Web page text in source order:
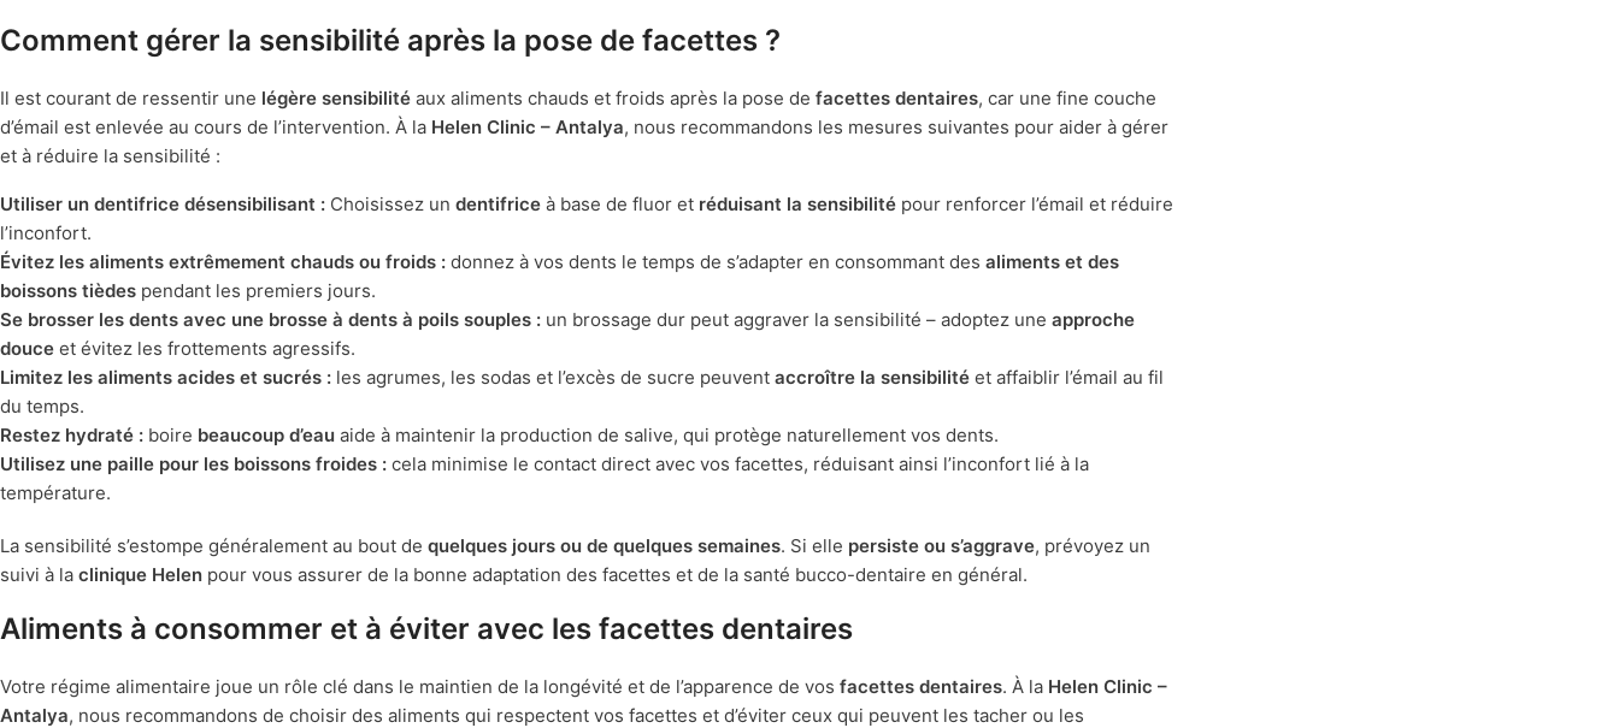
Comment gérer la sensibilité après la pose de facettes ?
Il est courant de ressentir une légère sensibilité aux aliments chauds et froids après la pose de facettes dentaires, car une fine couche
d’émail est enlevée au cours de l’intervention. À la Helen Clinic – Antalya, nous recommandons les mesures suivantes pour aider à gérer
et à réduire la sensibilité :
Utiliser un dentifrice désensibilisant : Choisissez un dentifrice à base de fluor et réduisant la sensibilité pour renforcer l’émail et réduire
l’inconfort.
Évitez les aliments extrêmement chauds ou froids : donnez à vos dents le temps de s’adapter en consommant des aliments et des
boissons tièdes pendant les premiers jours.
Se brosser les dents avec une brosse à dents à poils souples : un brossage dur peut aggraver la sensibilité – adoptez une approche
douce et évitez les frottements agressifs.
Limitez les aliments acides et sucrés : les agrumes, les sodas et l’excès de sucre peuvent accroître la sensibilité et affaiblir l’émail au fil
du temps.
Restez hydraté : boire beaucoup d’eau aide à maintenir la production de salive, qui protège naturellement vos dents.
Utilisez une paille pour les boissons froides : cela minimise le contact direct avec vos facettes, réduisant ainsi l’inconfort lié à la
température.
La sensibilité s’estompe généralement au bout de quelques jours ou de quelques semaines. Si elle persiste ou s’aggrave, prévoyez un
suivi à la clinique Helen pour vous assurer de la bonne adaptation des facettes et de la santé bucco-dentaire en général.
Aliments à consommer et à éviter avec les facettes dentaires
Votre régime alimentaire joue un rôle clé dans le maintien de la longévité et de l’apparence de vos facettes dentaires. À la Helen Clinic –
Antalya, nous recommandons de choisir des aliments qui respectent vos facettes et d’éviter ceux qui peuvent les tacher ou les